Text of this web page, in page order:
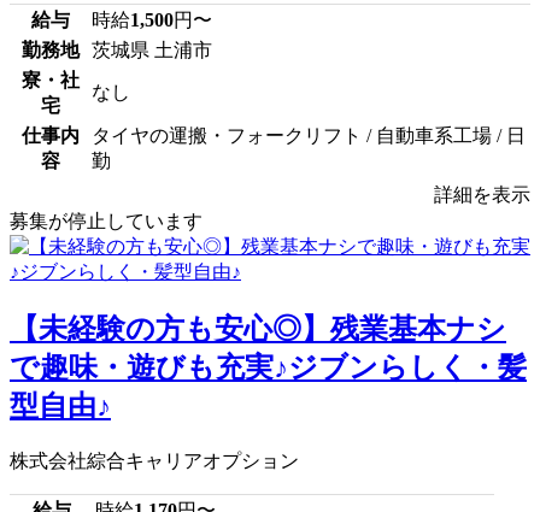
給与 時給1,500円〜
勤務地
茨城県 土浦市
寮・社
宅
なし
仕事内
容
タイヤの運搬・フォークリフト / 自動車系工場 / 日
勤
詳細を表示
募集が停止しています
【未経験の方も安心◎】残業基本ナシ
で趣味・遊びも充実♪ジブンらしく・髪
型自由♪
株式会社綜合キャリアオプション